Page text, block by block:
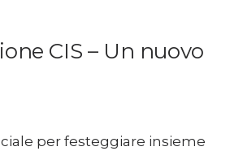
in Residence
CIS – Un nuovo
per festeggiare insieme